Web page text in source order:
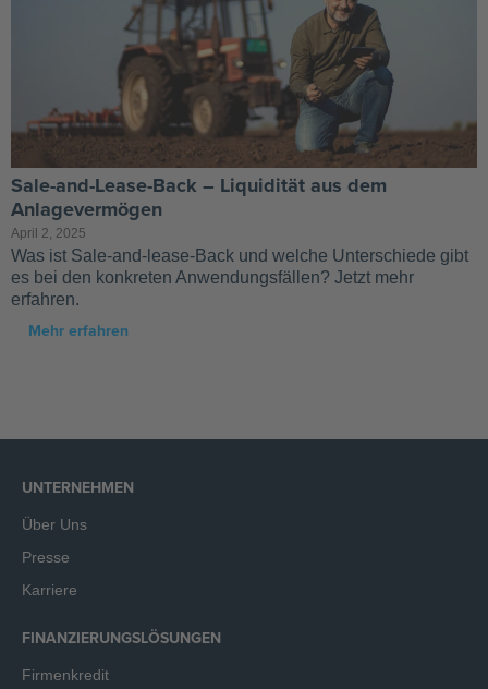
Sale-and-Lease-Back – Liquidität aus dem
Anlagevermögen
April 2, 2025
Was ist Sale-and-lease-Back und welche Unterschiede gibt
es bei den konkreten Anwendungsfällen? Jetzt mehr
erfahren.
Mehr erfahren
UNTERNEHMEN
Über Uns
Presse
Karriere
FINANZIERUNGSLÖSUNGEN
Firmenkredit